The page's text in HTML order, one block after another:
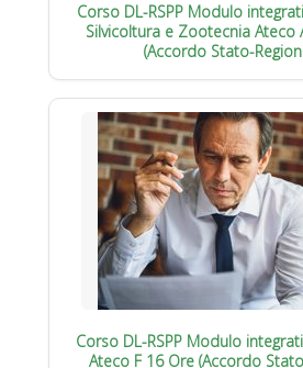
Corso DL-RSPP Modulo
Silvicoltura e Zootecnia Ateco
(Accordo Stato-
Corso DL-RSPP Modulo
Ateco F 16 Ore (Accordo